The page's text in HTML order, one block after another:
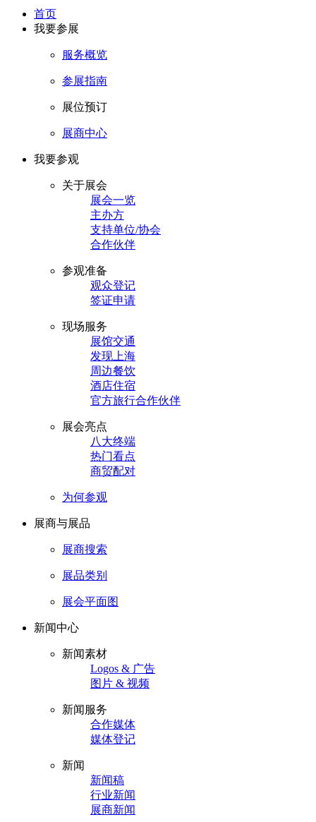
首页
我要参展
服务概览
参展指南
展位预订
展商中心
我要参观
关于展会
展会一览
主办方
支持单位/协会
合作伙伴
参观准备
观众登记
签证申请
现场服务
展馆交通
发现上海
周边餐饮
酒店住宿
官方旅行合作伙伴
展会亮点
八大终端
热门看点
商贸配对
为何参观
展商与展品
展商搜索
展品类别
展会平面图
新闻中心
新闻素材
Logos & 广告
图片 & 视频
新闻服务
合作媒体
媒体登记
新闻
新闻稿
行业新闻
展商新闻